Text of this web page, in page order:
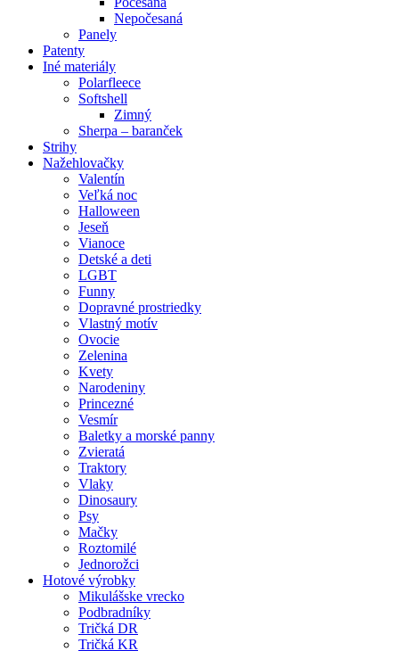
Nepočesaná
Panely
Patenty
Iné materiály
Polarfleece
Softshell
Zimný
Sherpa – baranček
Strihy
Nažehlovačky
Valentín
Veľká noc
Halloween
Jeseň
Vianoce
Detské a deti
LGBT
Funny
Dopravné prostriedky
Vlastný motív
Ovocie
Zelenina
Kvety
Narodeniny
Princezné
Vesmír
Baletky a morské panny
Zvieratá
Traktory
Vlaky
Dinosaury
Psy
Mačky
Roztomilé
Jednorožci
Hotové výrobky
Mikulášske vrecko
Podbradníky
Tričká DR
Tričká KR